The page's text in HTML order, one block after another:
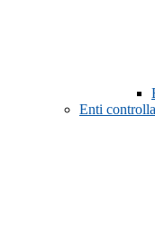
Enti